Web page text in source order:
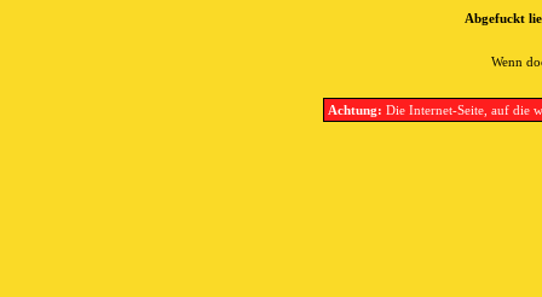
Abgefuckt
Wenn
Achtung: Die Internet-Seite, auf die